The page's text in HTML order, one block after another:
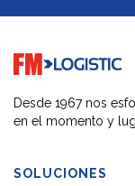
Go to home page
Desde 1967 nos
en el momento y
SOLUCIONES